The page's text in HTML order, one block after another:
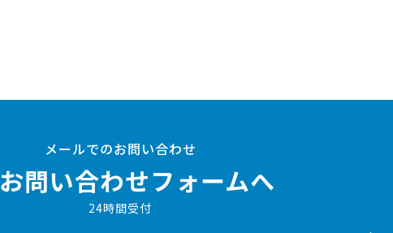
メールでのお問い合わせ
お問い合わせフォームへ
24時間受付